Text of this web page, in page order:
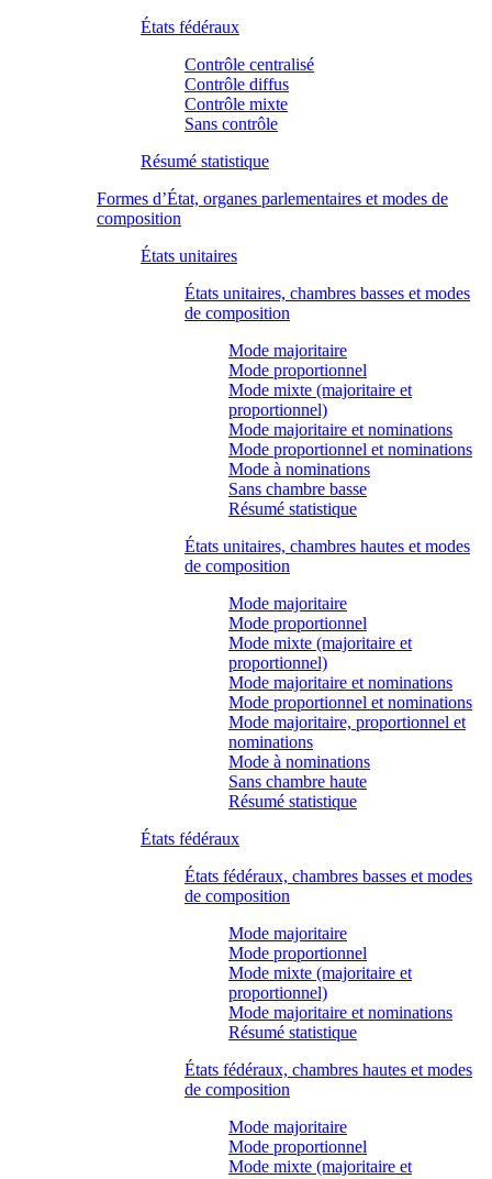
États fédéraux
Contrôle centralisé
Contrôle diffus
Contrôle mixte
Sans contrôle
Résumé statistique
Formes d’État, organes parlementaires et modes de
composition
États unitaires
États unitaires, chambres basses et modes
de composition
Mode majoritaire
Mode proportionnel
Mode mixte (majoritaire et
proportionnel)
Mode majoritaire et nominations
Mode proportionnel et nominations
Mode à nominations
Sans chambre basse
Résumé statistique
États unitaires, chambres hautes et modes
de composition
Mode majoritaire
Mode proportionnel
Mode mixte (majoritaire et
proportionnel)
Mode majoritaire et nominations
Mode proportionnel et nominations
Mode majoritaire, proportionnel et
nominations
Mode à nominations
Sans chambre haute
Résumé statistique
États fédéraux
États fédéraux, chambres basses et modes
de composition
Mode majoritaire
Mode proportionnel
Mode mixte (majoritaire et
proportionnel)
Mode majoritaire et nominations
Résumé statistique
États fédéraux, chambres hautes et modes
de composition
Mode majoritaire
Mode proportionnel
Mode mixte (majoritaire et